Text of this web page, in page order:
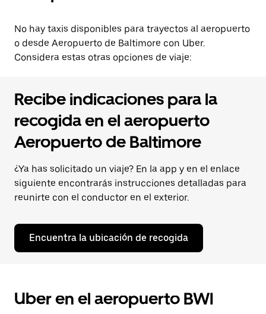
No hay taxis disponibles para trayectos al aeropuerto
o desde Aeropuerto de Baltimore con Uber.
Considera estas otras opciones de viaje:
Recibe indicaciones para la
recogida en el aeropuerto
Aeropuerto de Baltimore
¿Ya has solicitado un viaje? En la app y en el enlace
siguiente encontrarás instrucciones detalladas para
reunirte con el conductor en el exterior.
Encuentra la ubicación de recogida
Uber en el aeropuerto BWI